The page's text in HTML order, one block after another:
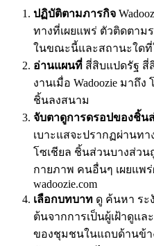
ปฏิบัติตามภารกิจ
ทางที่เผยแพร่ ตัวติดตาม
ในขณะนี้และสถานะใดที่
อ่านแผนที่ สี่สิบแปดรัฐ สี่
งานเมื่อ Wadoozie มา
ชิ้นลงสนาม
จับตาดูการดรอปของชิ้น
เบาะแสจะปรากฏผ่านท
โซเชียล ชิ้นส่วนบางส่ว
กายภาพ คนอื่นๆ เผยแพ
wadoozie.com
เลือกบทบาท ดู ค้นหา ระ
ต้นจากการเป็นผู้เฝ้าดูแ
ของชุมชนในแถบด้านข้า